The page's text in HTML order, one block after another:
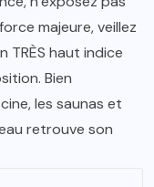
majeure, veillez
TRÈS haut indice
Bien
les saunas et
retrouve son